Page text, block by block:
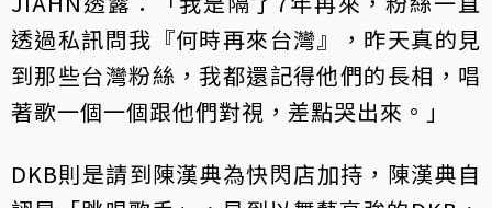
透過私訊問我『何時再來台灣』，昨天真的見
到那些台灣粉絲，我都還記得他們的長相，唱
著歌一個一個跟他們對視，差點哭出來。」
DKB則是請到陳漢典為快閃店加持，陳漢典自